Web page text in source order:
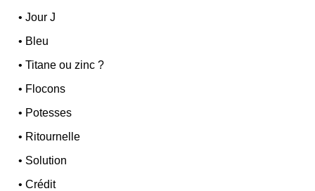
•Jour J
• Bleu
•Titane ou zinc ?
• Flocons
• Potesses
• Ritournelle
• Solution
•Crédit